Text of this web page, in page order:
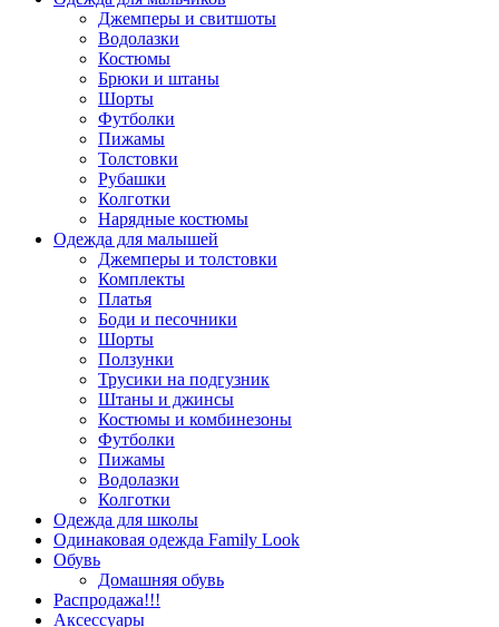
Джемперы и свитшоты
Водолазки
Костюмы
Брюки и штаны
Шорты
Футболки
Пижамы
Толстовки
Рубашки
Колготки
Нарядные костюмы
Одежда для малышей
Джемперы и толстовки
Комплекты
Платья
Боди и песочники
Шорты
Ползунки
Трусики на подгузник
Штаны и джинсы
Костюмы и комбинезоны
Футболки
Пижамы
Водолазки
Колготки
Одежда для школы
Одинаковая одежда Family Look
Обувь
Домашняя обувь
Распродажа!!!
Аксессуары